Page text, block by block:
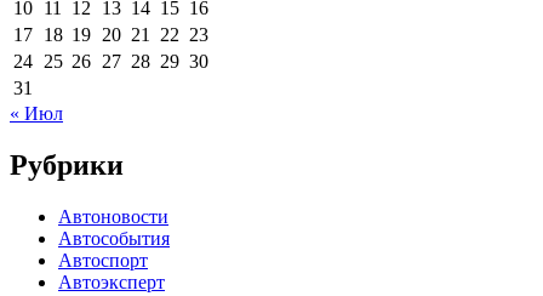
10 11 12 13 14 15 16
17 18 19 20 21 22 23
24 25 26 27 28 29 30
31
« Июл
Рубрики
Автоновости
Автособытия
Автоспорт
Автоэксперт